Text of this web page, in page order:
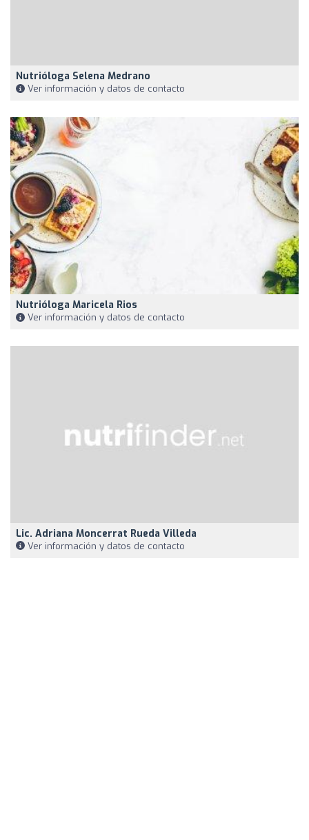
Nutrióloga Selena Medrano
Ver información y datos de contacto
Nutrióloga Maricela Rios
Ver información y datos de contacto
Lic. Adriana Moncerrat Rueda Villeda
Ver información y datos de contacto